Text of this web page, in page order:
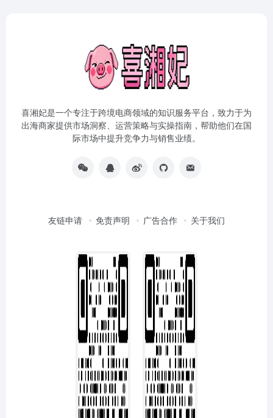
喜湘妃是一个专注于跨境电商领域的知识服务平台，致力于为
出海商家提供市场洞察、运营策略与实操指南，帮助他们在国
际市场中提升竞争力与销售业绩。
友链申请 免责声明 广告合作 关于我们